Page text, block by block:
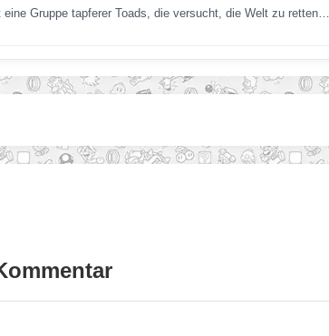
eine Gruppe tapferer Toads, die versucht, die Welt zu